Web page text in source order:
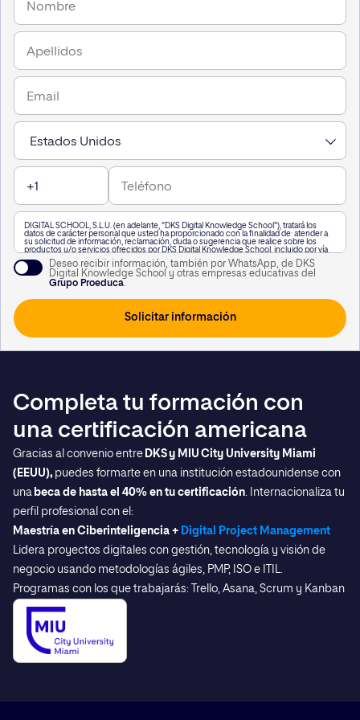
DIGITAL SCHOOL, S.L.U. (en adelante, "DKS Digital Knowledge School"), tratará los
datos de carácter personal que usted ha proporcionado con la finalidad de: atender a
su solicitud de información, reclamación, duda o sugerencia que realice sobre los
productos y/o servicios ofrecidos por DKS Digital Knowledge School, incluido por vía
telefónica, o a través de WhatsApp,, así como para mantenerle informado de nuestra
actividad.
A su vez, le informamos que vamos a realizar un perfilado de sus datos de carácter
personal para poderle enviar información personalizada en función de sus intereses.
Puede consultar información adicional haciendo clicaquí.
Usted podrá revocar el consentimiento otorgado, así como ejercitar los derechos
reconocidos en los artículos 15 a 22 del Reglamento (UE) 2016/679, mediante solicitud
dirección de correo electrónicolopd@kschool.com, identificándose debidamente. Si
Deseo recibir información, también por WhatsApp, de DKS
Digital Knowledge School y otras empresas educativas del
Grupo Proeduca.
Completa tu formación con
una certificación americana
Gracias al convenio entre DKSy MIU City University Miami
(EEUU), puedes formarte en una institución estadounidense con
una beca de hasta el 40% en tu certificación . Internacionaliza tu
perfil profesional con el:
Maestría en Ciberinteligencia + Digital Project Management
Lidera proyectos digitales con gestión, tecnología y visión de
negocio usando metodologías ágiles, PMP, ISO e ITIL.
Programas con los que trabajarás: Trello, Asana, Scrum y Kanban